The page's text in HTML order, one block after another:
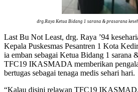
drg.Raya Ketua Bidang 1 sarana & prasarana
Last Bu Not Least, drg. Raya ’94
Kepala Puskesmas Pesantren 1 Kota
ia emban sebagai Ketua Bidang 1 sarana
TFC19 IKASMADA memberikan
bertugas sebagai tenaga medis sehari hari.
“Kalau disini relawan TFC19